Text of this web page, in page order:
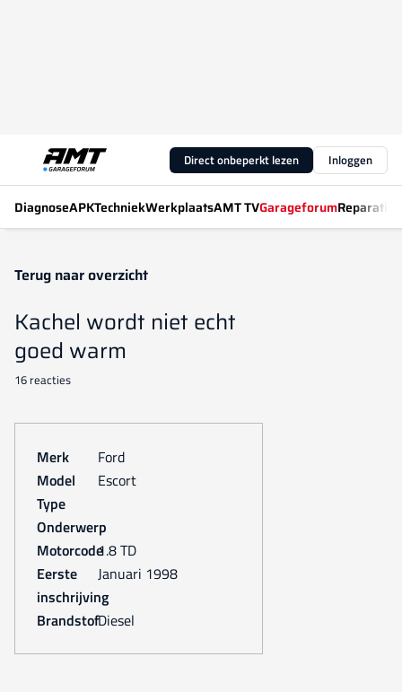
Direct onbeperkt lezen Inloggen
DiagnoseAPKTechniekWerkplaatsAMT TVGarageforum
Terug naar overzicht
Kachel wordt niet echt
goed warm
16 reacties
Merk
Ford
Model
Escort
Type
Onderwerp
Motorcode 1.8 TD
Eerste
inschrijving
januari 1998
Brandstof Diesel